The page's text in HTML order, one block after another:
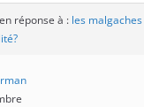
réponse à : les